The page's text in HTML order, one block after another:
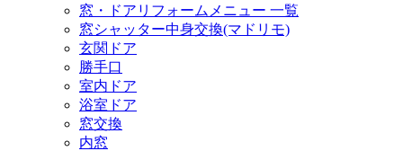
窓・ドアリフォームメニュー 一覧
窓シャッター中身交換(マドリモ)
玄関ドア
勝手口
室内ドア
浴室ドア
窓交換
内窓